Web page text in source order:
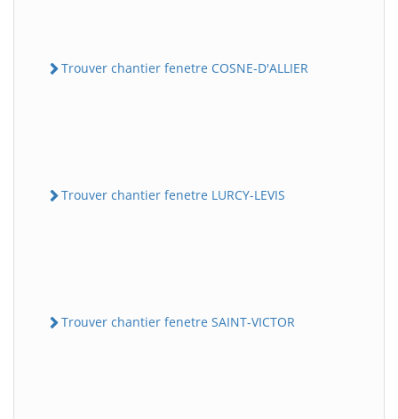
Trouver chantier fenetre COSNE-D'ALLIER
Trouver chantier fenetre LURCY-LEVIS
Trouver chantier fenetre SAINT-VICTOR